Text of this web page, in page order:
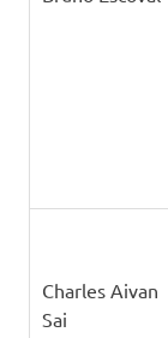
Charles Aivan
Sai